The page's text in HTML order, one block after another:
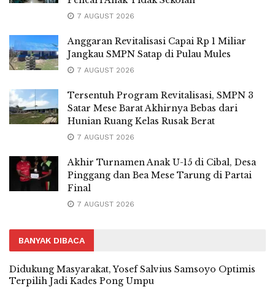
7 AUGUST 2026
Anggaran Revitalisasi Capai Rp 1 Miliar
Jangkau SMPN Satap di Pulau Mules
7 AUGUST 2026
Tersentuh Program Revitalisasi, SMPN 3
Satar Mese Barat Akhirnya Bebas dari
Hunian Ruang Kelas Rusak Berat
7 AUGUST 2026
Akhir Turnamen Anak U-15 di Cibal, Desa
Pinggang dan Bea Mese Tarung di Partai
Final
7 AUGUST 2026
BANYAK DIBACA
Didukung Masyarakat, Yosef Salvius Samsoyo Optimis
Terpilih Jadi Kades Pong Umpu